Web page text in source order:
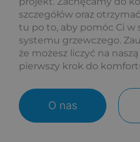
szczegółów oraz
tu po to, aby pomóc Ci
systemu grzewczego.
że możesz liczyć na
pierwszy krok do
O nas